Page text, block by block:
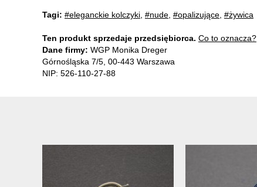
Tagi: #eleganckie kolczyki #nude #opalizujące #żywica
Ten produkt sprzedaje przedsiębiorca. Co to oznacza?
Dane firmy: WGP Monika Dreger
Górnośląska 7/5, 00-443 Warszawa
NIP: 526-110-27-88